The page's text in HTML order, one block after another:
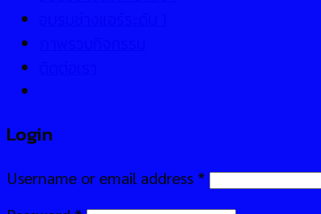
Login
Username or email address *